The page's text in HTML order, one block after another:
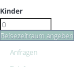
Kinder
Reisezeitraum angeben
Anfragen